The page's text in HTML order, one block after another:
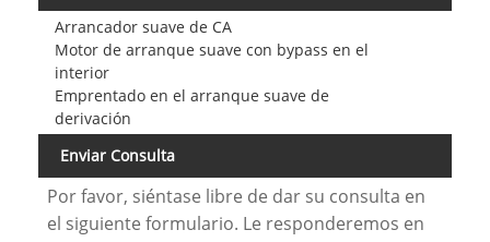
Arrancador suave de CA
Motor de arranque suave con bypass en el
interior
Emprentado en el arranque suave de
derivación
Enviar Consulta
Por favor, siéntase libre de dar su consulta en
el siguiente formulario. Le responderemos en